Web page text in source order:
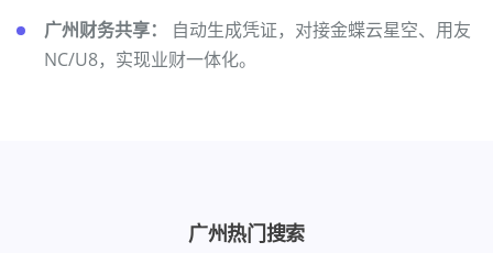
广州财务共享：
自动生成凭证，对接金蝶云星空、用友
NC/U8，实现业财一体化。
广州热门搜索